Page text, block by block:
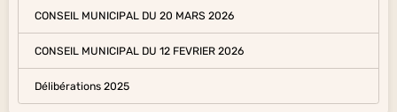
CONSEIL MUNICIPAL DU 20 MARS 2026
CONSEIL MUNICIPAL DU 12 FEVRIER 2026
Délibérations 2025